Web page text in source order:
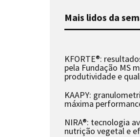
Mais lidos da
KFORTE®:
pela Fundação MS
produtividade e
KAAPY:
máxima
NIRA®: tecnologia
nutrição vegetal e